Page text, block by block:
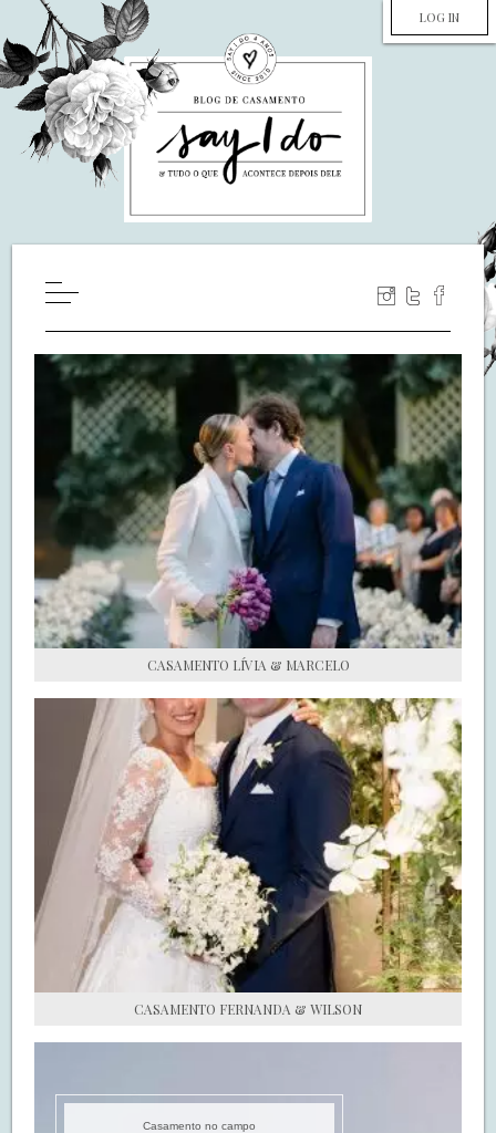
LOG IN
WILL YOU MARRY ME?
LUA DE MEL
COZINHA
DECORAÇÃO
DE NOIVA PRA NOIVA
S.O.S CASADAS
FALE COM O SAY I DO
CASAMENTO LÍVIA & MARCELO
CASAMENTO FERNANDA & WILSON
Casamento no campo